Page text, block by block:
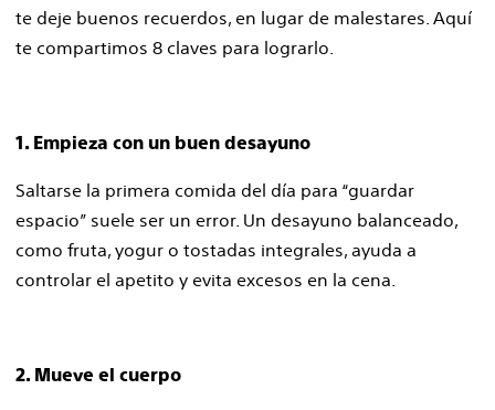
te deje buenos recuerdos, en lugar de malestares. Aquí
te compartimos 8 claves para lograrlo.
1. Empieza con un buen desayuno
Saltarse la primera comida del día para “guardar
espacio” suele ser un error. Un desayuno balanceado,
como fruta, yogur o tostadas integrales, ayuda a
controlar el apetito y evita excesos en la cena.
2. Mueve el cuerpo